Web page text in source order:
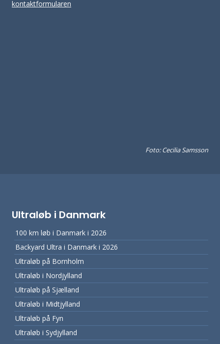
kontaktformularen
Foto: Cecilia Samsson
Ultraløb i Danmark
100 km løb i Danmark i 2026
Backyard Ultra i Danmark i 2026
Ultraløb på Bornholm
Ultraløb i Nordjylland
Ultraløb på Sjælland
Ultraløb i Midtjylland
Ultraløb på Fyn
Ultraløb i Sydjylland